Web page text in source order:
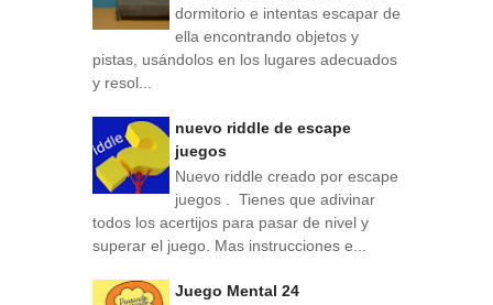
dormitorio e intentas escapar de
ella encontrando objetos y
pistas, usándolos en los lugares adecuados
y resol...
nuevo riddle de escape
juegos
Nuevo riddle creado por escape
juegos . Tienes que adivinar
todos los acertijos para pasar de nivel y
superar el juego. Mas instrucciones e...
Juego Mental 24